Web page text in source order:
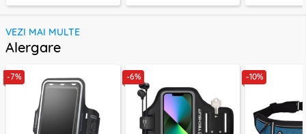
VEZI MAI MULTE
Alergare
-7% -6% -10%